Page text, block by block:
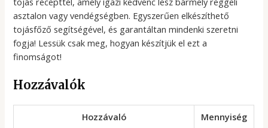
asztalon vagy vendégségben. Egyszerűen elkészíthető
tojásfőző segítségével, és garantáltan mindenki szeretni
fogja! Lessük csak meg, hogyan készítjük el ezt a
finomságot!
Hozzávalók
Hozzávaló
Mennyiség